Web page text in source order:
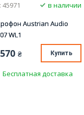
45971
в наличии
Austrian Audio
WL1
₴ Купить
Бесплатная доставка